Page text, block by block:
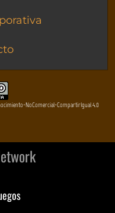
NoComercial-CompartirIgual 4.0